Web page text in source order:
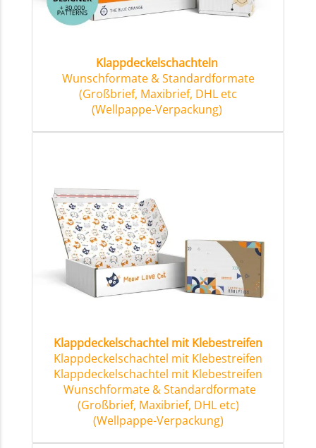
Klappdeckelschachteln
Wunschformate & Standardformate
(Großbrief, Maxibrief, DHL etc
(Wellpappe-Verpackung)
Klappdeckelschachtel mit Klebestreifen
Klappdeckelschachtel mit Klebestreifen
Klappdeckelschachtel mit Klebestreifen
Wunschformate & Standardformate
(Großbrief, Maxibrief, DHL etc)
(Wellpappe-Verpackung)